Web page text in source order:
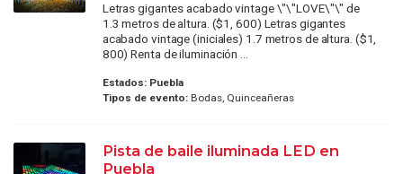
Letras gigantes acabado vintage \"\"LOVE\"\" de
1.3 metros de altura. ($1, 600) Letras gigantes
acabado vintage (iniciales) 1.7 metros de altura. ($1,
800) Renta de iluminación ...
Estados: Puebla
Tipos de evento:Bodas, Quinceañeras
Pista de baile iluminada LED en
Puebla